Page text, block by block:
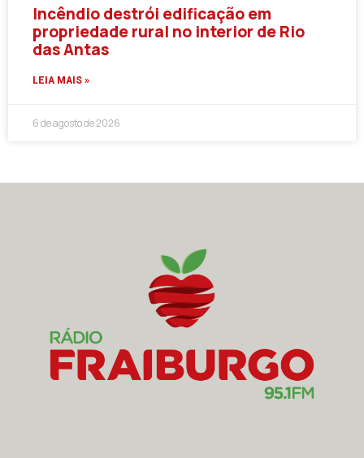
Incêndio destrói edificação em
propriedade rural no interior de Rio
das Antas
LEIA MAIS »
6 de agosto de 2026